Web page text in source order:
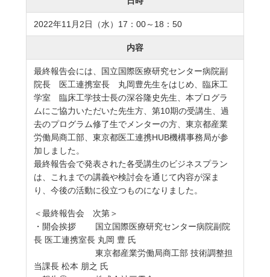
2022年11月2日（水）17：00～18：50
内容
最終報告会には、国立国際医療研究センター病院副
院長 医工連携室長 丸岡豊先生をはじめ、臨床工
学室 臨床工学技士長の深谷隆史先生、本プログラ
ムにご協力いただいた先生方、第10期の受講生、過
去のプログラム修了生でメンターの方、東京都産業
労働局商工部、東京都医工連携HUB機構事務局が参
加しました。
最終報告会で発表された各受講生のビジネスプラン
は、これまでの講義や検討会を通じて内容が深ま
り、今後の活動に役立つものになりました。
＜最終報告会 次第＞
・開会挨拶 国立国際医療研究センター病院副院
長 医工連携室長 丸岡 豊 氏
東京都産業労働局商工部 技術調整担
当課長 松本 朋之 氏